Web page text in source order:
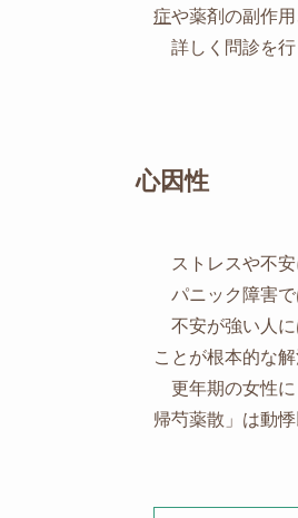
症や薬剤の副作
詳しく問診を行
心因性
ストレスや不安
パニック障害で
不安が強い人に
ことが根本的な
更年期の女性に
帰芍薬散」は動